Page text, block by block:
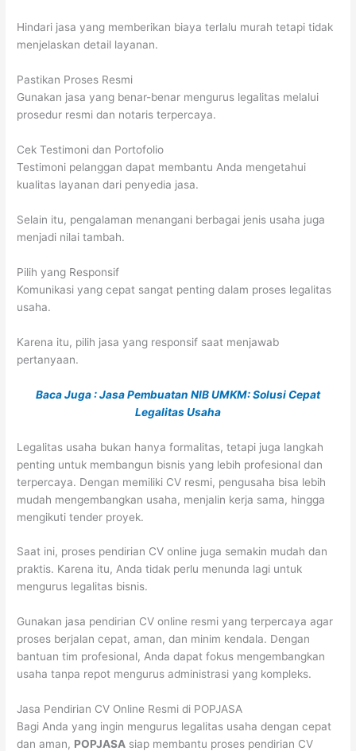
Hindari jasa yang memberikan biaya terlalu murah tetapi tidak
menjelaskan detail layanan.
Pastikan Proses Resmi
Gunakan jasa yang benar-benar mengurus legalitas melalui
prosedur resmi dan notaris terpercaya.
Cek Testimoni dan Portofolio
Testimoni pelanggan dapat membantu Anda mengetahui
kualitas layanan dari penyedia jasa.
Selain itu, pengalaman menangani berbagai jenis usaha juga
menjadi nilai tambah.
Pilih yang Responsif
Komunikasi yang cepat sangat penting dalam proses legalitas
usaha.
Karena itu, pilih jasa yang responsif saat menjawab
pertanyaan.
Baca Juga : Jasa Pembuatan NIB UMKM: Solusi Cepat
Legalitas Usaha
Legalitas usaha bukan hanya formalitas, tetapi juga langkah
penting untuk membangun bisnis yang lebih profesional dan
terpercaya. Dengan memiliki CV resmi, pengusaha bisa lebih
mudah mengembangkan usaha, menjalin kerja sama, hingga
mengikuti tender proyek.
Saat ini, proses pendirian CV online juga semakin mudah dan
praktis. Karena itu, Anda tidak perlu menunda lagi untuk
mengurus legalitas bisnis.
Gunakan jasa pendirian CV online resmi yang terpercaya agar
proses berjalan cepat, aman, dan minim kendala. Dengan
bantuan tim profesional, Anda dapat fokus mengembangkan
usaha tanpa repot mengurus administrasi yang kompleks.
Jasa Pendirian CV Online Resmi di POPJASA
Bagi Anda yang ingin mengurus legalitas usaha dengan cepat
dan aman, POPJASA siap membantu proses pendirian CV